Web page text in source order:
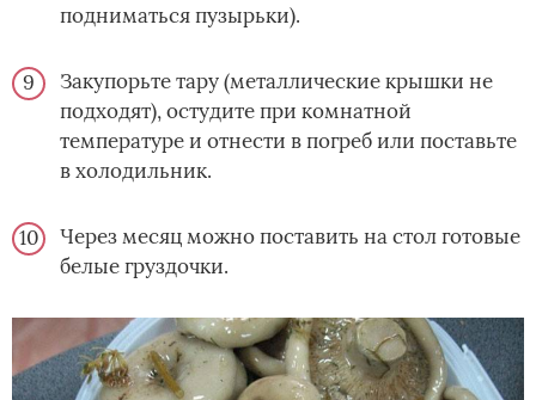
подниматься пузырьки).
Закупорьте тару (металлические крышки не
подходят), остудите при комнатной
температуре и отнести в погреб или поставьте
в холодильник.
Через месяц можно поставить на стол готовые
белые груздочки.